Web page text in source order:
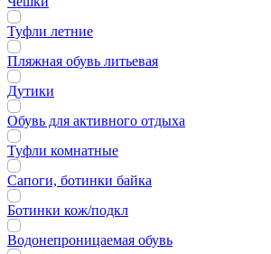
Туфли летние
Пляжная обувь литьевая
Дутики
Обувь для активного отдыха
Туфли комнатные
Сапоги, ботинки байка
Ботинки кож/подкл
Водонепроницаемая обувь